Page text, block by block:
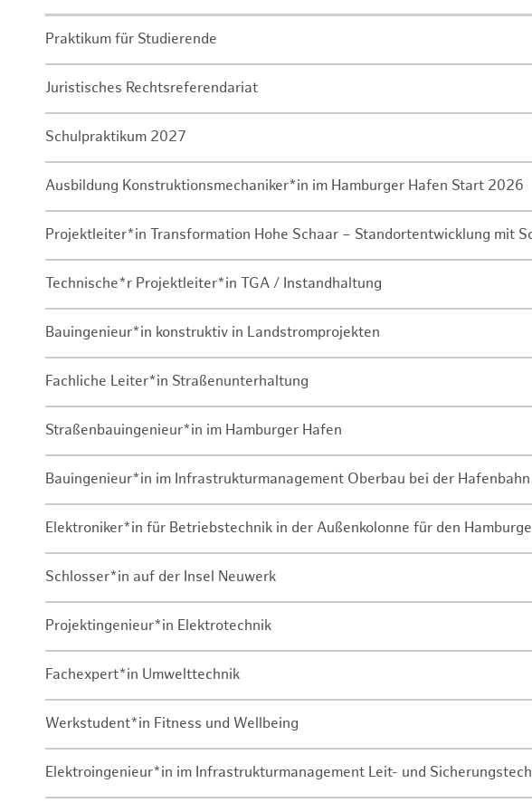
Praktikum für Studierende
Juristisches Rechtsreferendariat
Schulpraktikum 2027
Ausbildung Konstruktionsmechaniker*in im Hamburger Hafen Start 2026
Projektleiter*in Transformation Hohe Schaar – Standortentwicklung mit
Technische*r Projektleiter*in TGA / Instandhaltung
Bauingenieur*in konstruktiv in Landstromprojekten
Fachliche Leiter*in Straßenunterhaltung
Straßenbauingenieur*in im Hamburger Hafen
Bauingenieur*in im Infrastrukturmanagement Oberbau bei der Hafenbahn
Elektroniker*in für Betriebstechnik in der Außenkolonne für den
Schlosser*in auf der Insel Neuwerk
Projektingenieur*in Elektrotechnik
Fachexpert*in Umwelttechnik
Werkstudent*in Fitness und Wellbeing
Elektroingenieur*in im Infrastrukturmanagement Leit- und